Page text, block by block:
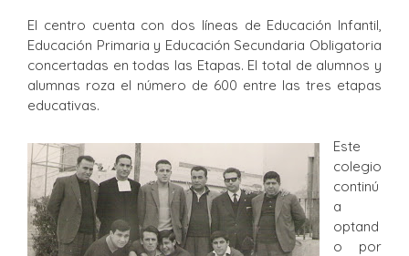
El centro cuenta con dos líneas de Educación Infantil,
Educación Primaria y Educación Secundaria Obligatoria
concertadas en todas las Etapas. El total de alumnos y
alumnas roza el número de 600 entre las tres etapas
educativas.
Este
colegio
continú
a
optand
o por